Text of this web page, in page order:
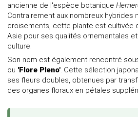
ancienne de l'espèce botanique
Contrairement aux nombreux hybrides
croisements, cette plante est cultivée
Asie pour ses qualités ornementales
culture.
Son nom est également rencontré
ou 'Flore Pleno'. Cette sélection
ses fleurs doubles, obtenues par
des organes floraux en pétales